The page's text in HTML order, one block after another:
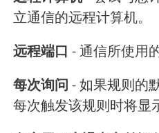
立通信的远程计算机。
远程端口 - 通信所使用
每次询问 - 如果规则的
每次触发该规则时将显